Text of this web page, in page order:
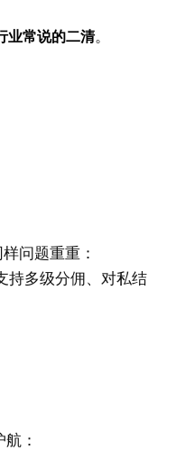
业常说的二清。
问题重重：
持多级分佣、对私结
：